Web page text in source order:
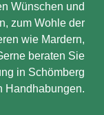
Wünschen und
zum Wohle der
wie Mardern,
beraten Sie
in Schömberg
Handhabungen.